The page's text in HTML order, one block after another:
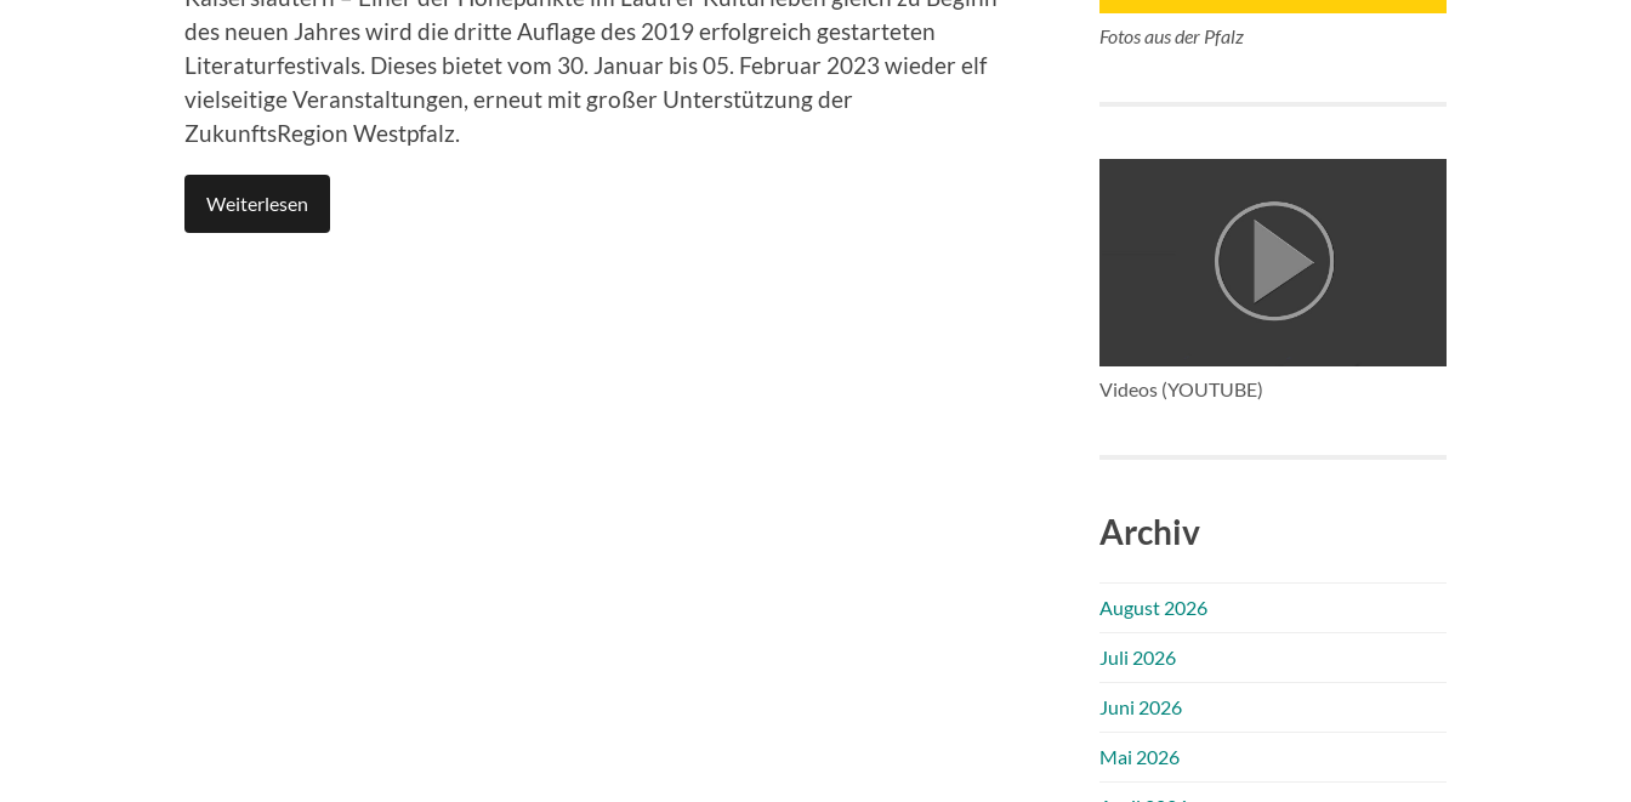
des neuen Jahres wird die dritte Auflage des 2019 erfolgreich gestarteten
Literaturfestivals. Dieses bietet vom 30. Januar bis 05. Februar 2023 wieder elf
vielseitige Veranstaltungen, erneut mit großer Unterstützung der
ZukunftsRegion Westpfalz.
Weiterlesen
Fotos aus der Pfalz
Videos (YOUTUBE)
Archiv
August 2026
Juli 2026
Juni 2026
Mai 2026